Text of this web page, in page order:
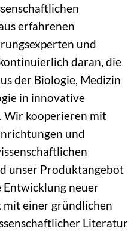
erfahrenen
und
daran, die
der Biologie, Medizin
in innovative
Wir kooperieren mit
und
unser Produktangebot
Entwicklung neuer
einer gründlichen
Literatur